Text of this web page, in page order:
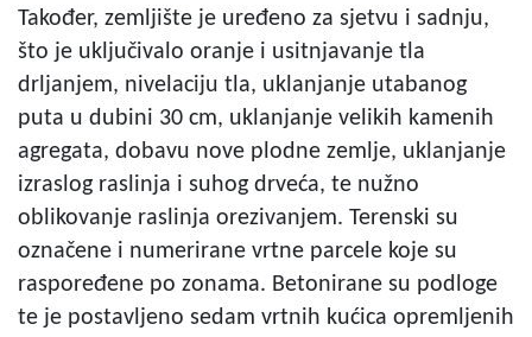
Također, zemljište je uređeno za sjetvu i sadnju,
što je uključivalo oranje i usitnjavanje tla
drljanjem, nivelaciju tla, uklanjanje utabanog
puta u dubini 30 cm, uklanjanje velikih kamenih
agregata, dobavu nove plodne zemlje, uklanjanje
izraslog raslinja i suhog drveća, te nužno
oblikovanje raslinja orezivanjem. Terenski su
označene i numerirane vrtne parcele koje su
raspoređene po zonama. Betonirane su podloge
te je postavljeno sedam vrtnih kućica opremljenih